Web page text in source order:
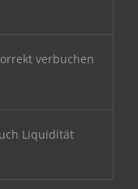
verbuchen
Liquidität